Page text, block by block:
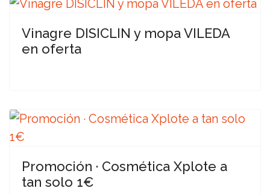
Vinagre DISICLIN y mopa VILEDA
en oferta
Promoción · Cosmética Xplote a
tan solo 1€